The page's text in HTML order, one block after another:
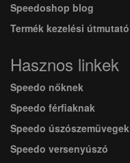
Speedoshop blog
Termék kezelési útmutató
Hasznos linkek
Speedo nőknek
Speedo férfiaknak
Speedo úszószemüvegek
Speedo versenyúszó